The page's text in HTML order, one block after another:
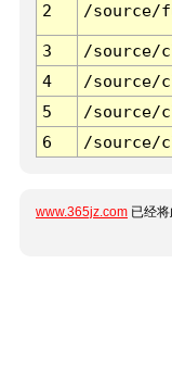
2 /source/
3 /source/
4
/source/
5
/source/
6
/source/
www.365jz.com 已经